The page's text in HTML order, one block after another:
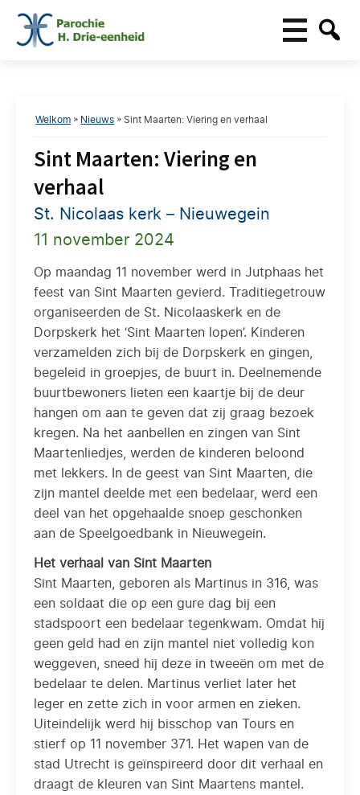
Welkom » Nieuws »Sint Maarten: Viering en verhaal
Sint Maarten: Viering en
verhaal
St. Nicolaas kerk – Nieuwegein
11 november 2024
Op maandag 11 november werd in Jutphaas het
feest van Sint Maarten gevierd. Traditiegetrouw
organiseerden de St. Nicolaaskerk en de
Dorpskerk het ‘Sint Maarten lopen’. Kinderen
verzamelden zich bij de Dorpskerk en gingen,
begeleid in groepjes, de buurt in. Deelnemende
buurtbewoners lieten een kaartje bij de deur
hangen om aan te geven dat zij graag bezoek
kregen. Na het aanbellen en zingen van Sint
Maartenliedjes, werden de kinderen beloond
met lekkers. In de geest van Sint Maarten, die
zijn mantel deelde met een bedelaar, werd een
deel van het opgehaalde snoep geschonken
aan de Speelgoedbank in Nieuwegein.
Het verhaal van Sint Maarten
Sint Maarten, geboren als Martinus in 316, was
een soldaat die op een gure dag bij een
stadspoort een bedelaar tegenkwam. Omdat hij
geen geld had en zijn mantel niet volledig kon
weggeven, sneed hij deze in tweeën om met de
bedelaar te delen. Martinus verliet later het
leger en zette zich in voor armen en zieken.
Uiteindelijk werd hij bisschop van Tours en
stierf op 11 november 371. Het wapen van de
stad Utrecht is geïnspireerd door dit verhaal en
draagt de kleuren van Sint Maartens mantel.